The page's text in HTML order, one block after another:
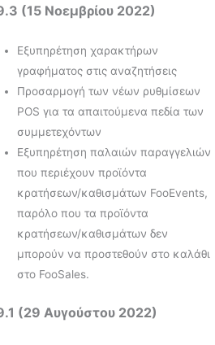
(15 Νοεμβρίου 2022)
Εξυπηρέτηση χαρακτήρων
γραφήματος στις αναζητήσεις
Προσαρμογή των νέων ρυθμίσεων
POS για τα απαιτούμενα πεδία των
συμμετεχόντων
Εξυπηρέτηση παλαιών παραγγελιών
που περιέχουν προϊόντα
κρατήσεων/καθισμάτων FooEvents,
παρόλο που τα προϊόντα
κρατήσεων/καθισμάτων δεν
μπορούν να προστεθούν στο καλάθι
στο FooSales.
(29 Αυγούστου 2022)